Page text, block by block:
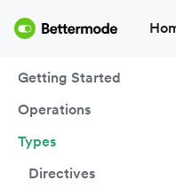
Getting Started
Operations
Types
Directives